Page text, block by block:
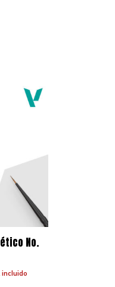
No.
incluido